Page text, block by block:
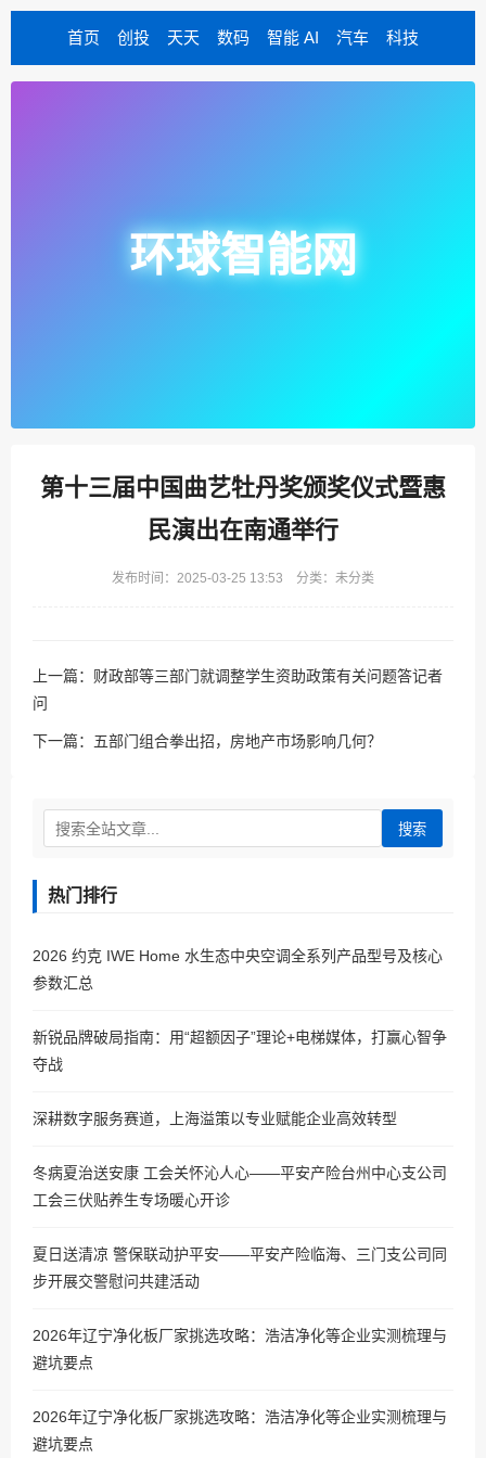
首页 创投 天天 数码 智能 AI 汽车 科技
环球智能网
第十三届中国曲艺牡丹奖颁奖仪式暨惠
民演出在南通举行
发布时间：2025-03-25 13:53 分类：未分类
上一篇： 财政部等三部门就调整学生资助政策有关问题答记者
问
下一篇： 五部门组合拳出招，房地产市场影响几何？
搜索
热门排行
2026 约克 IWE Home 水生态中央空调全系列产品型号及核心
参数汇总
新锐品牌破局指南：用“超额因子”理论+电梯媒体，打赢心智争
夺战
深耕数字服务赛道，上海溢策以专业赋能企业高效转型
冬病夏治送安康 工会关怀沁人心——平安产险台州中心支公司
工会三伏贴养生专场暖心开诊
夏日送清凉 警保联动护平安——平安产险临海、三门支公司同
步开展交警慰问共建活动
2026年辽宁净化板厂家挑选攻略：浩洁净化等企业实测梳理与
避坑要点
2026年辽宁净化板厂家挑选攻略：浩洁净化等企业实测梳理与
避坑要点